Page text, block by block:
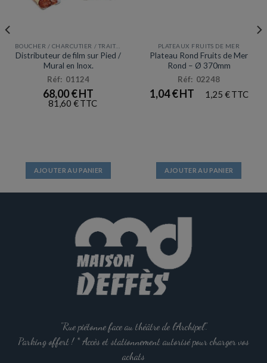
Distributeur de film sur Pied /
Mural en Inox.
Réf: 01124
68,00€
81,60 €
AJOUTER AU PANIER
Prix en baisse
PLATEAUX FRUITS DE MER
Plateau Rond Fruits de Mer
Rond – Ø 370mm
Réf: 02248
1,04€ 1,25 €
AJOUTER AU PANIER
"Rue piétonne face au théâtre de l'Archipel".
Parking offert ! * Accès et stationnement autorisé pour charger vos
achats